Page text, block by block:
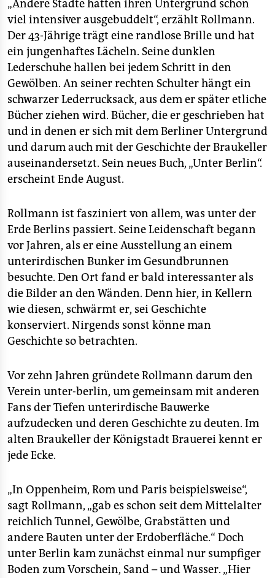
„Andere Städte hatten ihren Untergrund schon
viel intensiver ausgebuddelt“, erzählt Rollmann.
Der 43-Jährige trägt eine randlose Brille und hat
ein jungenhaftes Lächeln. Seine dunklen
Lederschuhe hallen bei jedem Schritt in den
Gewölben. An seiner rechten Schulter hängt ein
schwarzer Lederrucksack, aus dem er später etliche
Bücher ziehen wird. Bücher, die er geschrieben hat
und in denen er sich mit dem Berliner Untergrund
und darum auch mit der Geschichte der Braukeller
auseinandersetzt. Sein neues Buch, „Unter Berlin“.
erscheint Ende August.
Rollmann ist fasziniert von allem, was unter der
Erde Berlins passiert. Seine Leidenschaft begann
vor Jahren, als er eine Ausstellung an einem
unterirdischen Bunker im Gesundbrunnen
besuchte. Den Ort fand er bald interessanter als
die Bilder an den Wänden. Denn hier, in Kellern
wie diesen, schwärmt er, sei Geschichte
konserviert. Nirgends sonst könne man
Geschichte so betrachten.
Vor zehn Jahren gründete Rollmann darum den
Verein unter-berlin, um gemeinsam mit anderen
Fans der Tiefen unterirdische Bauwerke
aufzudecken und deren Geschichte zu deuten. Im
alten Braukeller der Königstadt Brauerei kennt er
jede Ecke.
„In Oppenheim, Rom und Paris beispielsweise“,
sagt Rollmann, „gab es schon seit dem Mittelalter
reichlich Tunnel, Gewölbe, Grabstätten und
andere Bauten unter der Erdoberfläche.“ Doch
unter Berlin kam zunächst einmal nur sumpfiger
Boden zum Vorschein, Sand – und Wasser. „Hier